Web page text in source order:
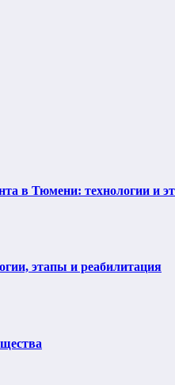
в Тюмени: технологии и
этапы и реабилитация